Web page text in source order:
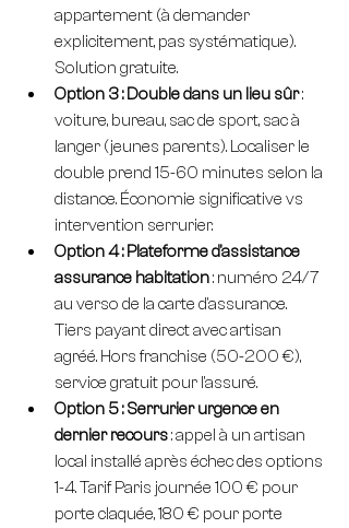
appartement (à demander
explicitement, pas systématique).
Solution gratuite.
Option 3 : Double dans un lieu sûr :
voiture, bureau, sac de sport, sac à
langer (jeunes parents). Localiser le
double prend 15-60 minutes selon la
distance. Économie significative vs
intervention serrurier.
Option 4 : Plateforme d'assistance
assurance habitation : numéro 24/7
au verso de la carte d'assurance.
Tiers payant direct avec artisan
agréé. Hors franchise (50-200 €),
service gratuit pour l'assuré.
Option 5 : Serrurier urgence en
dernier recours : appel à un artisan
local installé après échec des options
1-4. Tarif Paris journée 100 € pour
porte claquée, 180 € pour porte